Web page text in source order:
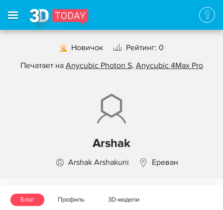
Новичок
Рейтинг: 0
Печатает на Anycubic Photon S, Anycubic 4Max Pro
Arshak
Arshak Arshakuni Ереван
Блог Профиль 3D-модели